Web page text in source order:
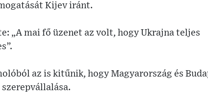
Kijev iránt.
„A mai fő üzenet az volt, hogy Ukrajna teljes
az is kitűnik, hogy Magyarország és